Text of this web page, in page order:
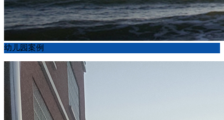
幼儿园案例